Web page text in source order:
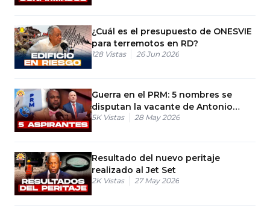
¿Cuál es el presupuesto de ONESVIE
para terremotos en RD?
128 Vistas 26 Jun 2026
Guerra en el PRM: 5 nombres se
disputan la vacante de Antonio
Taveras
5K Vistas 28 May 2026
Resultado del nuevo peritaje
realizado al Jet Set
2K Vistas 27 May 2026